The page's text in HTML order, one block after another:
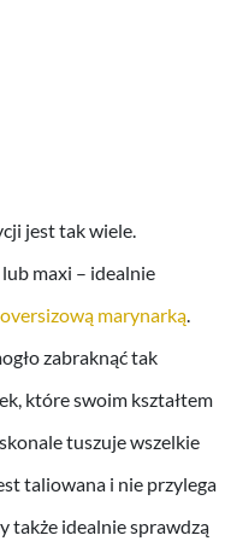
jest tak wiele.
maxi – idealnie
oversizową marynarką
zabraknąć tak
które swoim kształtem
tuszuje wszelkie
taliowana i nie przylega
także idealnie sprawdzą